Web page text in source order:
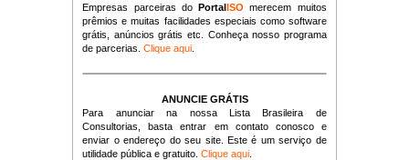
Empresas parceiras doPortalISO merecem muitos
prêmios e muitas facilidades especiais como software
grátis, anúncios grátis etc. Conheça nosso programa
de parcerias.Clique aqui
ANUNCIE GRÁTIS
Para anunciar na nossa Lista Brasileira de
Consultorias, basta entrar em contato conosco e
enviar o endereço do seu site. Este é um serviço de
utilidade pública e gratuito.Clique aqui